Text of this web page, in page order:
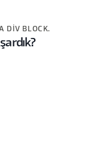
DIV BLOCK.